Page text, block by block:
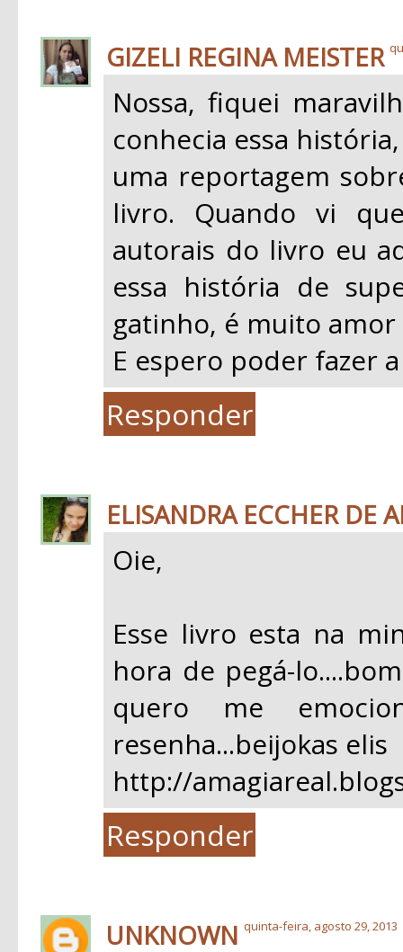
GIZELI REGINA MEISTER
Nossa, fiquei
conhecia essa
uma reportagem
livro. Quando vi
autorais do livro eu
essa história de
gatinho, é muito
E espero poder fazer
Responder
ELISANDRA ECCHER DE
Oie,
Esse livro esta na
hora de pegá-
quero me
resenha...beijokas elis
http://
Responder
UNKNOWN quinta-feira, agosto 29, 2013